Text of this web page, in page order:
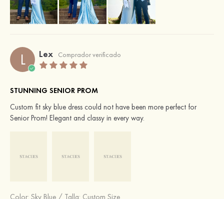
L Lex Comprador verificado
STUNNING SENIOR PROM
Custom fit sky blue dress could not have been more perfect for
Senior Prom! Elegant and classy in every way.
Color: Sky Blue / Talla: Custom Size